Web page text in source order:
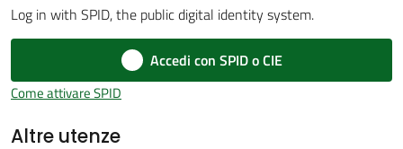
Vivere
d'Argile
Log in with SPID, the public digital identity system.
Accedi con SPID o CIE
Come attivare SPID
Altre utenze